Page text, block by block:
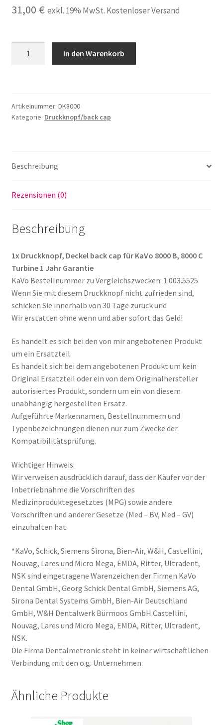
31,00 € exkl. 19% MwSt. Kostenloser Versand
8000B,
8000C
In den Warenkorb
Artikelnummer: DK8000
Kategorie: Druckknopf/back cap
Beschreibung
Rezensionen (0)
Beschreibung
1x Druckknopf, Deckel back cap für KaVo 8000 B, 8000 C
Turbine 1 Jahr Garantie
KaVo Bestellnummer zu Vergleichszwecken: 1.003.5525
Wenn Sie mit diesem Druckknopf nicht zufrieden sind,
schicken Sie innerhalb von 30 Tage zurück und
Wir erstatten ohne wenn und aber sofort das Geld!
Es handelt es sich bei den von mir angebotenen Produkt
um ein Ersatzteil.
Es handelt sich bei dem angebotenen Produkt um kein
Original Ersatzteil oder ein von dem Originalhersteller
autorisiertes Produkt, sondern um ein von diesem
unabhängig hergestellten Ersatz.
Aufgeführte Markennamen, Bestellnummern und
Typenbezeichnungen dienen nur zum Zwecke der
Kompatibilitätsprüfung.
Wichtiger Hinweis:
Wir verweisen ausdrücklich darauf, dass der Käufer vor der
Inbetriebnahme die Vorschriften des
Medizinproduktegesetztes (MPG) sowie andere
Vorschriften und anderer Gesetze (Med – BV, Med – GV)
einzuhalten hat.
*KaVo, Schick, Siemens Sirona, Bien-Air, W&H, Castellini,
Nouvag, Lares und Micro Mega, EMDA, Ritter, Ultradent,
NSK sind eingetragene Warenzeichen der Firmen KaVo
Dental GmbH, Georg Schick Dental GmbH, Siemens AG,
Sirona Dental Systems GmbH, Bien-Air Deutschland
GmbH, W&H Dentalwerk Bürmoos GmbH.Castellini,
Nouvag, Lares und Micro Mega, EMDA, Ritter, Ultradent,
NSK.
Die Firma Dentalmetronic steht in keiner wirtschaftlichen
Verbindung mit den o.g. Unternehmen.
Ähnliche Produkte